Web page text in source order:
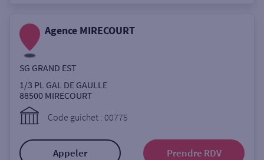
Ville / Code postal
Rue
Agence MIRECOURT
SG GRAND EST
1/3 PL GAL DE GAULLE
88500 MIRECOURT
Code guichet : 00775
Appeler Prendre RDV